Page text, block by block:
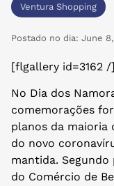
Ventura Shopping
Postado no dia: June
[flgallery id=3162 /]
No Dia dos
comemorações
planos da maioria
do novo
mantida. Segundo
do Comércio de